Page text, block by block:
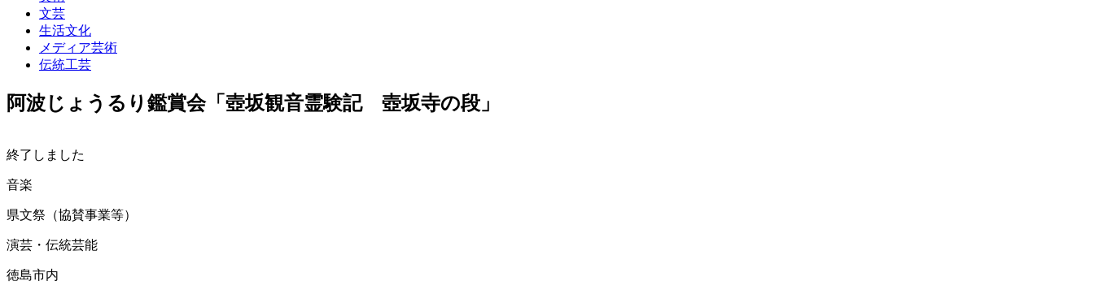
文芸
生活文化
メディア芸術
伝統工芸
阿波じょうるり鑑賞会「壺坂観音霊験記 壺坂寺の段」
終了しました
音楽
県文祭（協賛事業等）
演芸・伝統芸能
徳島市内